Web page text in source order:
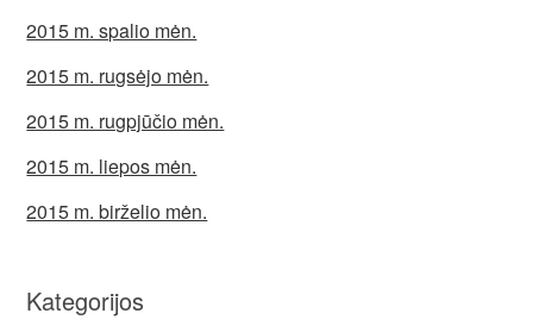
2015 m. spalio mėn.
2015 m. rugsėjo mėn.
2015 m. rugpjūčio mėn.
2015 m. liepos mėn.
2015 m. birželio mėn.
Kategorijos